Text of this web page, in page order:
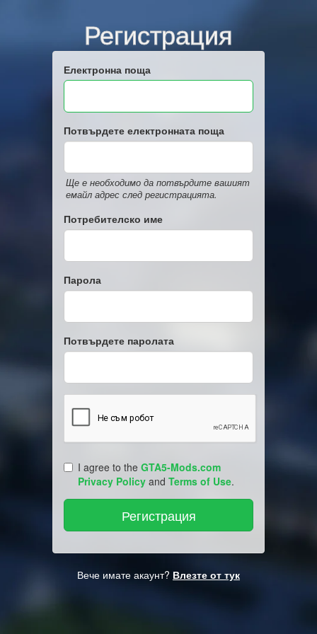
Регистрация
Електронна поща
Потвърдете електронната поща
Ще е необходимо да потвърдите вашият
емайл адрес след регистрацията.
Потребителско име
Парола
Потвърдете паролата
I agree to the GTA5-Mods.com
Privacy Policy and Terms of Use.
Вече имате акаунт? Влезте от тук